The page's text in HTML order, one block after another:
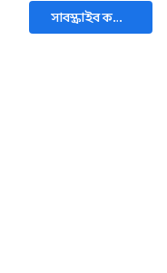
সাবস্ক্রাইব করুন